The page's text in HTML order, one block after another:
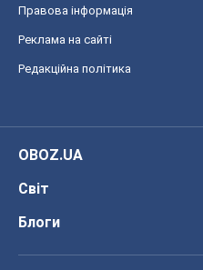
Правова інформація
Реклама на сайті
Редакційна політика
OBOZ.UA
Світ
Блоги